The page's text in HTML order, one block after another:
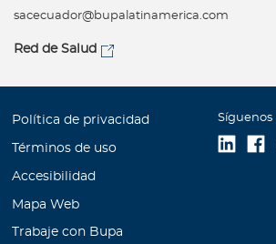
sacecuador@bupalatinamerica.com
Red de Salud
Política de privacidad
Términos de uso
Accesibilidad
Mapa Web
Trabaje con Bupa
Síguenos